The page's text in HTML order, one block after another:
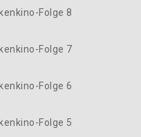
Folge 8
Folge 7
Folge 6
Folge 5